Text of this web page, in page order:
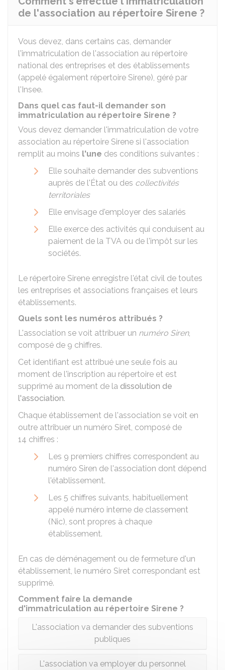
de l'association au répertoire Sirene ?
Vous devez, dans certains cas, demander
l'immatriculation de l'association au répertoire
national des entreprises et des établissements
(appelé également répertoire Sirene), géré par
l'Insee.
Dans quel cas faut-il demander son
immatriculation au répertoire Sirene ?
Vous devez demander l'immatriculation de votre
association au répertoire Sirene si l'association
remplit au moins l'une des conditions suivantes :
Elle souhaite demander des subventions
auprès de l'État ou des collectivités
territoriales
Elle envisage d'employer des salariés
Elle exerce des activités qui conduisent au
paiement de la TVA ou de l'impôt sur les
sociétés.
Le répertoire Sirene enregistre l'état civil de toutes
les entreprises et associations françaises et leurs
établissements.
Quels sont les numéros attribués ?
L'association se voit attribuer un numéro Siren,
composé de 9 chiffres.
Cet identifiant est attribué une seule fois au
moment de l'inscription au répertoire et est
supprimé au moment de la dissolution de
l'association.
Chaque établissement de l'association se voit en
outre attribuer un numéro Siret, composé de
14 chiffres :
Les 9 premiers chiffres correspondent au
numéro Siren de l'association dont dépend
l'établissement.
Les 5 chiffres suivants, habituellement
appelé numéro interne de classement
(Nic), sont propres à chaque
établissement.
En cas de déménagement ou de fermeture d'un
établissement, le numéro Siret correspondant est
supprimé.
Comment faire la demande
d'immatriculation au répertoire Sirene ?
L'association va demander des subventions
publiques
L'association va employer du personnel